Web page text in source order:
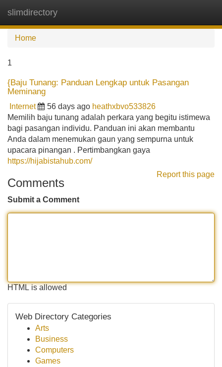
slimdirectory
Home
1
{Baju Tunang: Panduan Lengkap untuk Pasangan
Meminang
Internet 56 days ago heathxbvo533826
Memilih baju tunang adalah perkara yang begitu istimewa
bagi pasangan individu. Panduan ini akan membantu
Anda dalam menemukan gaun yang sempurna untuk
upacara pinangan . Pertimbangkan gaya
https://hijabistahub.com/
Report this page
Comments
Submit a Comment
HTML is allowed
Web Directory Categories
Arts
Business
Computers
Games